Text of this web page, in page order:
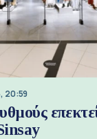
20:59